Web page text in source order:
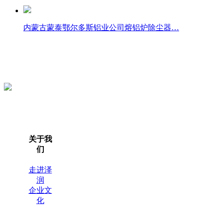
内蒙古蒙泰鄂尔多斯铝业公司熔铝炉除尘器…
关于我
们
走进泽
润
企业文
化